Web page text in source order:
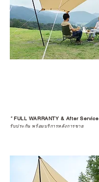
*FULL WARRANTY & After Service
รับประกัน พร้อมบริการหลังการขาย